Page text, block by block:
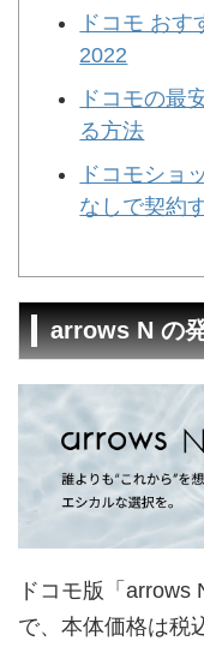
ドコモ お
2022
ドコモの最
る方法
ドコモショ
なしで契約
arrows N の
ドコモ版「arrows
で、本体価格は税